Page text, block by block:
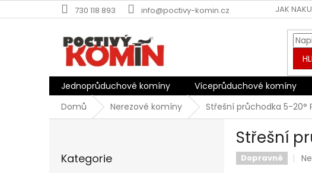
na
730 118 893 info@poctivy-komin.cz JAK
Jednoprůduchové komíny Víceprůduchové komíny
Domů
Nerezové komíny Střešní průchodka 5-20°
kategorie
Kategorie
Střešní
Dopravné